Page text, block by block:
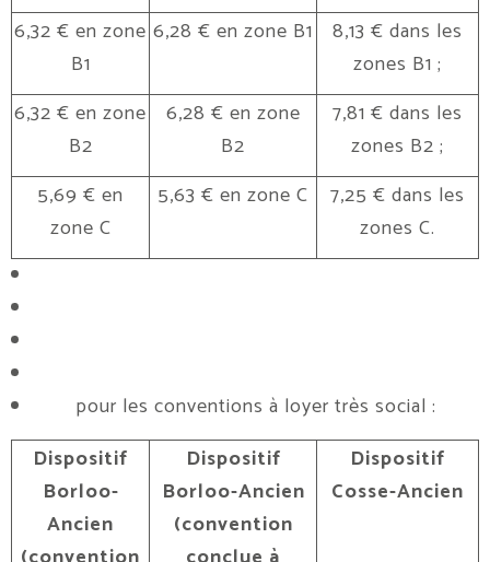
6,32 € en zone
B1
6,28 € en zone B1
8,13 € dans les
zones B1 ;
6,32 € en zone
B2
6,28 € en zone
B2
7,81 € dans les
zones B2 ;
5,69 € en
zone C
5,63 € en zone C
7,25 € dans les
zones C.
pour les conventions à loyer très social :
Dispositif
Borloo-
Ancien
Dispositif
Borloo-Ancien
(convention
Dispositif
Cosse-Ancien